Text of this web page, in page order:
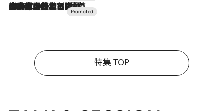
2026.7.10
NEW OPEN！【界 草津】名湯の地に誕生。趣の異なる2種の温泉と上州ならではの会席・蕎麦割烹など美食を味わう究極の癒やし旅
特集 TOP